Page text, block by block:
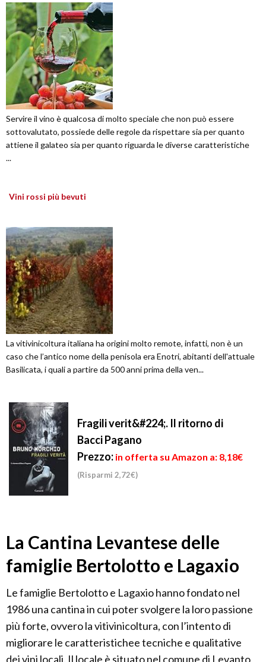
Servire il vino è qualcosa di molto speciale che non può essere
sottovalutato, possiede delle regole da rispettare sia per quanto
attiene il galateo sia per quanto riguarda le diverse caratteristiche
...
Vini rossi più bevuti
La vitivinicoltura italiana ha origini molto remote, infatti, non è un
caso che l’antico nome della penisola era Enotri, abitanti dell'attuale
Basilicata, i quali a partire da 500 anni prima della ven...
Fragili verit&#224;. Il ritorno di
Bacci Pagano
Prezzo: in offerta su Amazon a: 8,18€
(Risparmi 2,72€)
La Cantina Levantese delle
famiglie Bertolotto e Lagaxio
Le famiglie Bertolotto e Lagaxio hanno fondato nel
1986 una cantina in cui poter svolgere la loro passione
più forte, ovvero la vitivinicoltura, con l’intento di
migliorare le caratteristichee tecniche e qualitative
dei vini locali. Il locale è situato nel comune di Levanto,